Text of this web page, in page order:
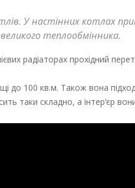
У настінних котлах
теплообмінника.
радіаторах прохідний
до 100 кв.м. Також вона
таки складно, а інтер’єр